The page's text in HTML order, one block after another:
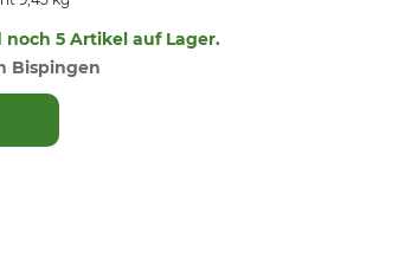
noch 5 Artikel auf Lager.
Bispingen